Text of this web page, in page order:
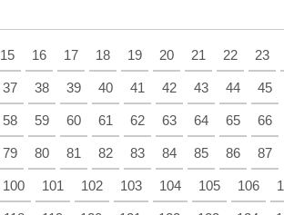
15 16 17 18 19 20 21 22 23
37 38 39 40 41 42 43 44 45
58 59 60 61 62 63 64 65 66
79 80 81 82 83 84 85 86 87
100 101 102 103 104 105 106